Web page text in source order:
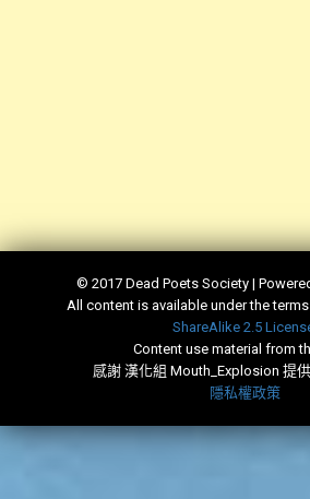
© 2017 Dead Poets Society |
All content is available under the
ShareAlike 2.5
Content use material from
感謝 漢化組 Mouth_Explosion 提
隱私權政策